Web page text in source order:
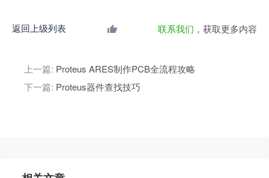
返回上级列表 联系我们 ，获取更多内容
上一篇: Proteus ARES制作PCB全流程攻略
下一篇: Proteus器件查找技巧